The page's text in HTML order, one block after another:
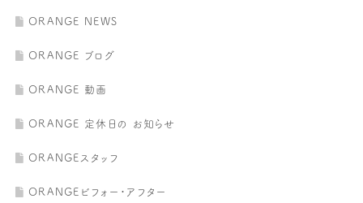
ORANGE NEWS
ORANGE ブログ
ORANGE 動画
ORANGE 定休日の お知らせ
ORANGEスタッフ
ORANGEビフォー・アフター